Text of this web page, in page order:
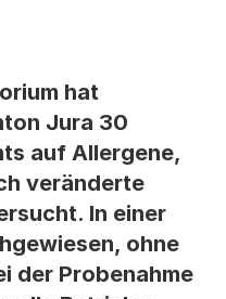
hat
Jura 30
auf Allergene,
veränderte
In einer
ohne
der Probenahme